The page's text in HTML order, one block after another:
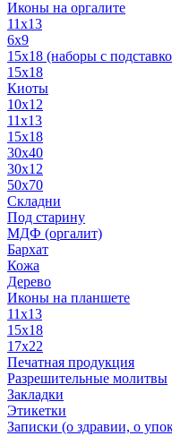
Иконы на оргалите
11x13
6x9
15х18 (наборы с
15x18
Киоты
10x12
11x13
15x18
30x40
30х12
50x70
Складни
Под старину
МДФ (оргалит)
Бархат
Кожа
Дерево
Иконы на планшете
11х13
15х18
17х22
Печатная продукция
Разрешительные молитвы
Закладки
Этикетки
Записки (о здравии, о